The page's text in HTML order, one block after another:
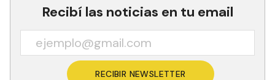
Recibí las noticias en tu email
RECIBIR NEWSLETTER